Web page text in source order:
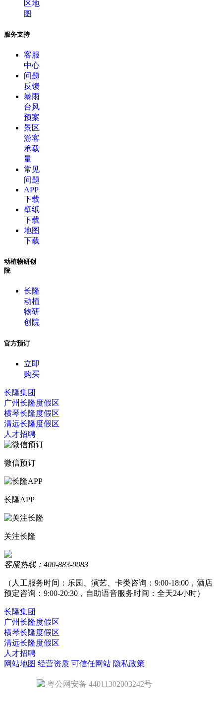
区地
图
服务支持
客服
中心
问题
反馈
暴雨
台风
预案
景区
游客
承载
量
常见
问题
APP
下载
壁纸
下载
地图
下载
动植物研创
院
长隆
动植
物研
创院
官方预订
立即
购买
长隆集团
广州长隆度假区
横琴长隆度假区
清远长隆度假区
人才招聘
微信预订
长隆APP
关注长隆
客服热线：400-883-0083
（人工服务时间：乐园、演艺、卡类咨询：9:00-18:00，酒店
预定咨询：9:00-20:30，自助语音服务时间：全天24小时）
长隆集团
广州长隆度假区
横琴长隆度假区
清远长隆度假区
人才招聘
网站地图 经营资质 可信任网站 隐私政策
粤公网安备 44011302003242号